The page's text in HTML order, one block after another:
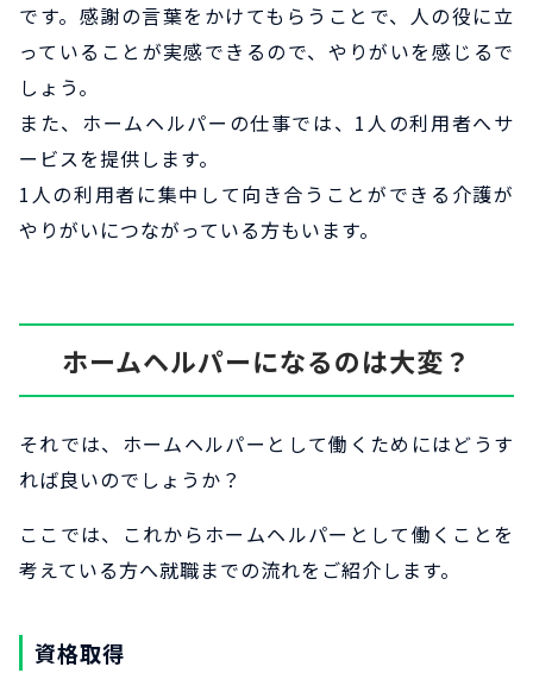
です。感謝の言葉をかけてもらうことで、人の役に立
っていることが実感できるので、やりがいを感じるで
しょう。
また、ホームヘルパーの仕事では、1人の利用者へサ
ービスを提供します。
1人の利用者に集中して向き合うことができる介護が
やりがいにつながっている方もいます。
ホームヘルパーになるのは大変？
それでは、ホームヘルパーとして働くためにはどうす
れば良いのでしょうか？
ここでは、これからホームヘルパーとして働くことを
考えている方へ就職までの流れをご紹介します。
資格取得